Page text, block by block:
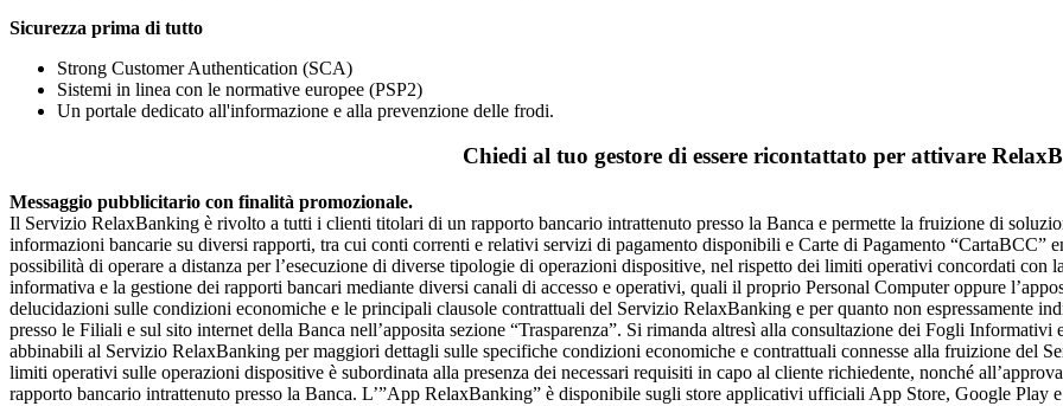
Sicurezza prima di tutto
Strong Customer Authentication (SCA)
Sistemi in linea con le normative europee (PSP2)
Un portale dedicato all'informazione e alla prevenzione delle frodi.
Chiedi al tuo gestore di essere ricontattato per attivare
Messaggio pubblicitario con finalità promozionale.
Il Servizio RelaxBanking è rivolto a tutti i clienti titolari di un rapporto bancario intrattenuto presso la Banca e permette la fruizione di
informazioni bancarie su diversi rapporti, tra cui conti correnti e relativi servizi di pagamento disponibili e Carte di Pagamento “CartaBCC”
possibilità di operare a distanza per l’esecuzione di diverse tipologie di operazioni dispositive, nel rispetto dei limiti operativi concordati
informativa e la gestione dei rapporti bancari mediante diversi canali di accesso e operativi, quali il proprio Personal Computer oppure
delucidazioni sulle condizioni economiche e le principali clausole contrattuali del Servizio RelaxBanking e per quanto non espressamente
presso le Filiali e sul sito internet della Banca nell’apposita sezione “Trasparenza”. Si rimanda altresì alla consultazione dei Fogli
abbinabili al Servizio RelaxBanking per maggiori dettagli sulle specifiche condizioni economiche e contrattuali connesse alla fruizione del
limiti operativi sulle operazioni dispositive è subordinata alla presenza dei necessari requisiti in capo al cliente richiedente, nonché
rapporto bancario intrattenuto presso la Banca. L’”App RelaxBanking” è disponibile sugli store applicativi ufficiali App Store, Google Play